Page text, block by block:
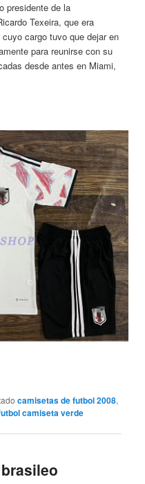
presidente de la
Texeira, que era
cargo tuvo que dejar en
para reunirse con su
desde antes en Miami,
camisetas de futbol 2008,
camiseta verde